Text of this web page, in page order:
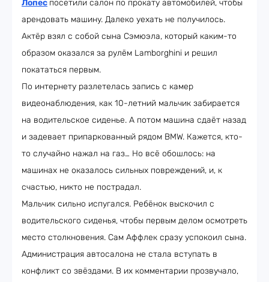
Лопес посетили салон по прокату автомобилей, чтобы
арендовать машину. Далеко уехать не получилось.
Актёр взял с собой сына Сэмюэла, который каким-то
образом оказался за рулём Lamborghini и решил
покататься первым.
По интернету разлетелась запись с камер
видеонаблюдения, как 10-летний мальчик забирается
на водительское сиденье. А потом машина сдаёт назад
и задевает припаркованный рядом BMW. Кажется, кто-
то случайно нажал на газ… Но всё обошлось: на
машинах не оказалось сильных повреждений, и, к
счастью, никто не пострадал.
Мальчик сильно испугался. Ребёнок выскочил с
водительского сиденья, чтобы первым делом осмотреть
место столкновения. Сам Аффлек сразу успокоил сына.
Администрация автосалона не стала вступать в
конфликт со звёздами. В их комментарии прозвучало,